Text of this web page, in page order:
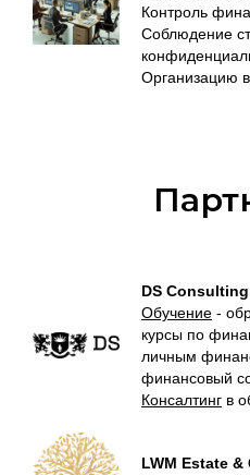
Контроль
Соблюдение
Организацию
DS Consulting
Обучение -
курсы по
личным
финансовый
Консалтинг в
LWM Estate